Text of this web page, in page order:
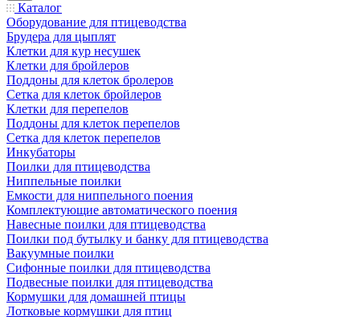
Каталог
Оборудование для птицеводства
Брудера для цыплят
Клетки для кур несушек
Клетки для бройлеров
Поддоны для клеток бролеров
Сетка для клеток бройлеров
Клетки для перепелов
Поддоны для клеток перепелов
Сетка для клеток перепелов
Инкубаторы
Поилки для птицеводства
Ниппельные поилки
Емкости для ниппельного поения
Комплектующие автоматического поения
Навесные поилки для птицеводства
Поилки под бутылку и банку для птицеводства
Вакуумные поилки
Сифонные поилки для птицеводства
Подвесные поилки для птицеводства
Кормушки для домашней птицы
Лотковые кормушки для птиц